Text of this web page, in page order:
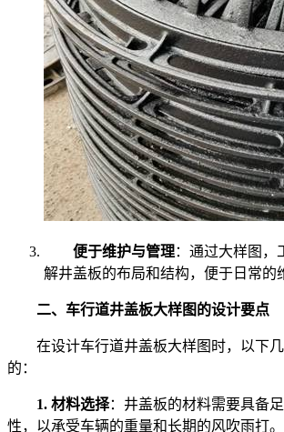
便于维护与管理：通过大样图，
解井盖板的布局和结构，便于日常的
二、车行道井盖板大样图的设计要点
在设计车行道井盖板大样图时，以下几
的：
1. 材料选择：井盖板的材料需要具备
性，以承受车辆的重量和长期的风吹雨打